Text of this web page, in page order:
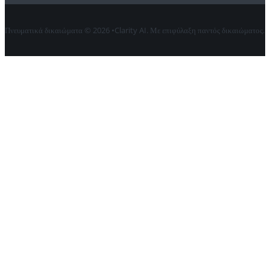
Πνευματικά δικαιώματα © 2026 •Clarity AI. Με επιφύλαξη παντός δικαιώματος.